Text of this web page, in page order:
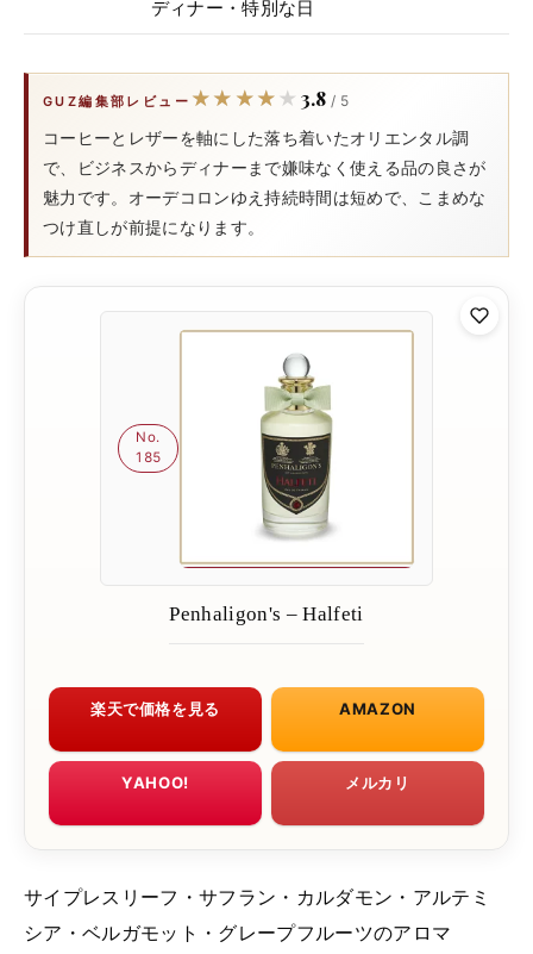
ディナー・特別な日
GUZ編集部レビュー ★★★★★
★★★★★ 3.8 / 5
コーヒーとレザーを軸にした落ち着いたオリエンタル調
で、ビジネスからディナーまで嫌味なく使える品の良さが
魅力です。オーデコロンゆえ持続時間は短めで、こまめな
つけ直しが前提になります。
No.
185
Penhaligon's – Halfeti
楽天で価格を見る AMAZON
YAHOO! メルカリ
サイプレスリーフ・サフラン・カルダモン・アルテミ
シア・ベルガモット・グレープフルーツのアロマ